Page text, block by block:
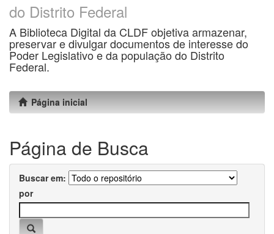
do Distrito Federal
A Biblioteca Digital da CLDF objetiva armazenar,
preservar e divulgar documentos de interesse do
Poder Legislativo e da população do Distrito
Federal.
Página inicial
Página de Busca
Buscar em:
por